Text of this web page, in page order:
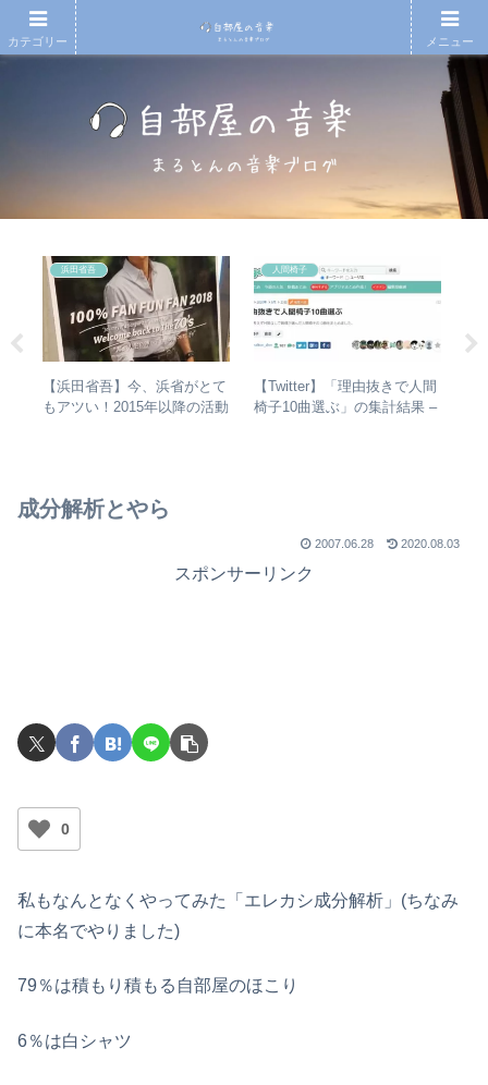
浜田省吾
【浜田省吾】今、浜省がとて
もアツい！2015年以降の活動
人間椅子
【Twitter】「理由抜きで人間
椅子10曲選ぶ」の集計結果 –
成分解析とやら
2007.06.28 2020.08.03
スポンサーリンク
0
私もなんとなくやってみた「エレカシ成分解析」(ちなみ
に本名でやりました)
79％は積もり積もる自部屋のほこり
6％は白シャツ
カテゴリー メニュー